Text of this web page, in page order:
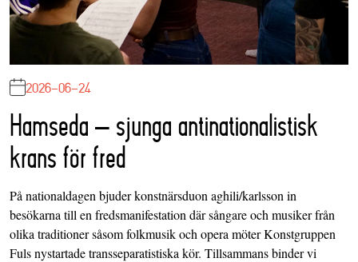
2026-06-24
Hamseda – sjunga antinationalistisk
krans för fred
På nationaldagen bjuder konstnärsduon aghili/karlsson in
besökarna till en fredsmanifestation där sångare och musiker från
olika traditioner såsom folkmusik och opera möter Konstgruppen
Fuls nystartade transseparatistiska kör. Tillsammans binder vi